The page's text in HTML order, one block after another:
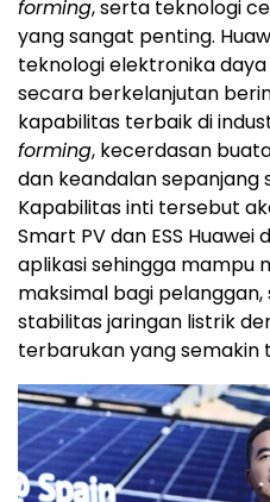
forming, serta teknologi
yang sangat penting.
teknologi elektronika
secara berkelanjutan
kapabilitas terbaik di
forming, kecerdasan
dan keandalan sepanjang
Kapabilitas inti tersebut
Smart PV dan ESS
aplikasi sehingga mampu
maksimal bagi
stabilitas jaringan listrik
terbarukan yang semakin